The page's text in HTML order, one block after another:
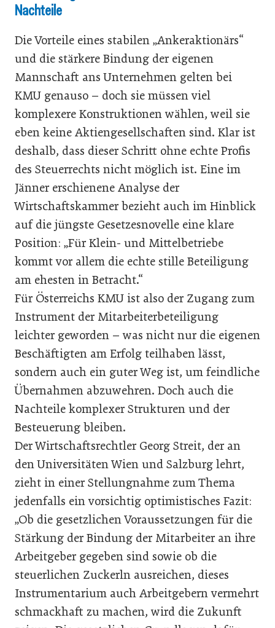
Nachteile
Die Vorteile eines stabilen „Ankeraktionärs“
und die stärkere Bindung der eigenen
Mannschaft ans Unternehmen gelten bei
KMU genauso – doch sie müssen viel
komplexere Konstruktionen wählen, weil sie
eben keine Aktiengesellschaften sind. Klar ist
deshalb, dass dieser Schritt ohne echte Profis
des Steuerrechts nicht möglich ist. Eine im
Jänner erschienene Analyse der
Wirtschaftskammer bezieht auch im Hinblick
auf die jüngste Gesetzesnovelle eine klare
Position: „Für Klein- und Mittelbetriebe
kommt vor allem die echte stille Beteiligung
am ehesten in Betracht.“
Für Österreichs KMU ist also der Zugang zum
Instrument der Mitarbeiterbeteiligung
leichter geworden – was nicht nur die eigenen
Beschäftigten am Erfolg teilhaben lässt,
sondern auch ein guter Weg ist, um feindliche
Übernahmen abzuwehren. Doch auch die
Nachteile komplexer Strukturen und der
Besteuerung bleiben.
Der Wirtschaftsrechtler Georg Streit, der an
den Universitäten Wien und Salzburg lehrt,
zieht in einer Stellungnahme zum Thema
jedenfalls ein vorsichtig optimistisches Fazit:
„Ob die gesetzlichen Voraussetzungen für die
Stärkung der Bindung der Mitarbeiter an ihre
Arbeitgeber gegeben sind sowie ob die
steuerlichen Zuckerln ausreichen, dieses
Instrumentarium auch Arbeitgebern vermehrt
schmackhaft zu machen, wird die Zukunft